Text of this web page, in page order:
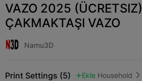
VAZO 2025 (ÜCRETSIZ)
ÇAKMAKTAŞI VAZO
Namu3D
Print Settings (5)  Ekle Household 